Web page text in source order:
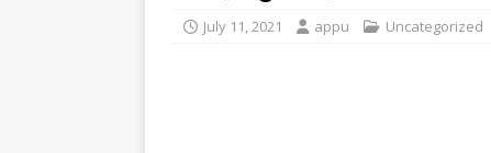
July 11, 2021 appu Uncategorized